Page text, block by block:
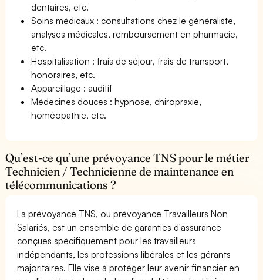
dentaires, etc.
Soins médicaux : consultations chez le généraliste,
analyses médicales, remboursement en pharmacie,
etc.
Hospitalisation : frais de séjour, frais de transport,
honoraires, etc.
Appareillage : auditif
Médecines douces : hypnose, chiropraxie,
homéopathie, etc.
Qu’est-ce qu’une prévoyance TNS pour le métier
Technicien / Technicienne de maintenance en
télécommunications ?
La prévoyance TNS, ou prévoyance Travailleurs Non
Salariés, est un ensemble de garanties d'assurance
conçues spécifiquement pour les travailleurs
indépendants, les professions libérales et les gérants
majoritaires. Elle vise à protéger leur avenir financier en